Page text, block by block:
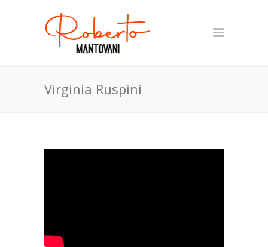
Virginia Ruspini